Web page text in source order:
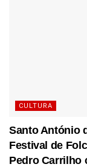
CULTURA
Santo António
Festival de
Pedro Carrilho